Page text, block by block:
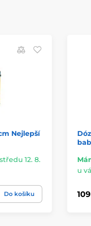
Nejlepší
12. 8.
Do košíku
u